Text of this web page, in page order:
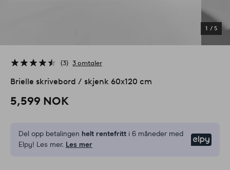
1 / 5
3 3 omtaler
Brielle skrivebord / skjenk 60x120 cm
5,599 NOK
Del opp betalingen helt rentefritt i 6 måneder med
Elpy! Les mer. Les mer